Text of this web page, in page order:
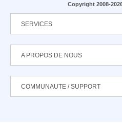
Copyright 2008-
SERVICES
A PROPOS DE NOUS
COMMUNAUTE / SUPPORT